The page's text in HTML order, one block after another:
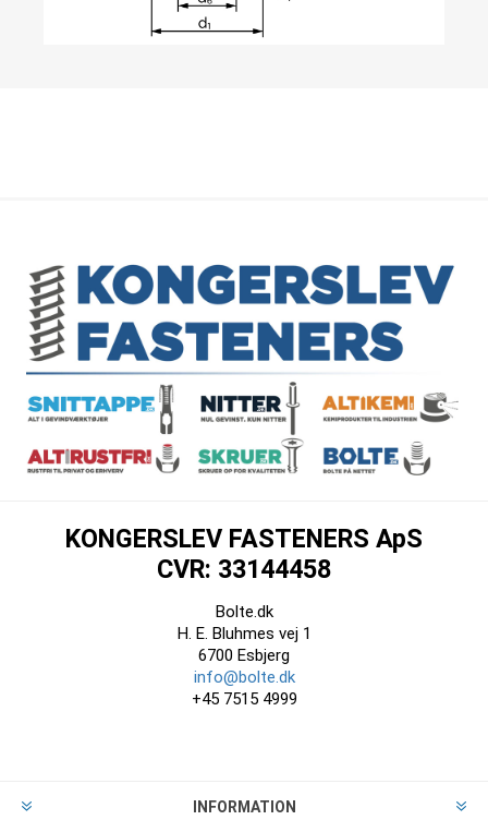
KONGERSLEV FASTENERS ApS
CVR: 33144458
Bolte.dk
H. E. Bluhmes vej 1
6700 Esbjerg
info@bolte.dk
+45 7515 4999
INFORMATION